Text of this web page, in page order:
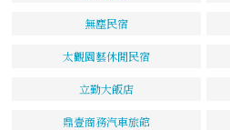
無塵民宿
太觀園藝休閒民宿
立勤大飯店
鼎壹商務汽車旅館